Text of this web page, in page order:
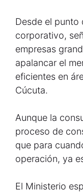
Desde el punto
corporativo,
empresas
apalancar el
eficientes en
Cúcuta.
Aunque la
proceso de
que para
operación, ya
El Ministerio